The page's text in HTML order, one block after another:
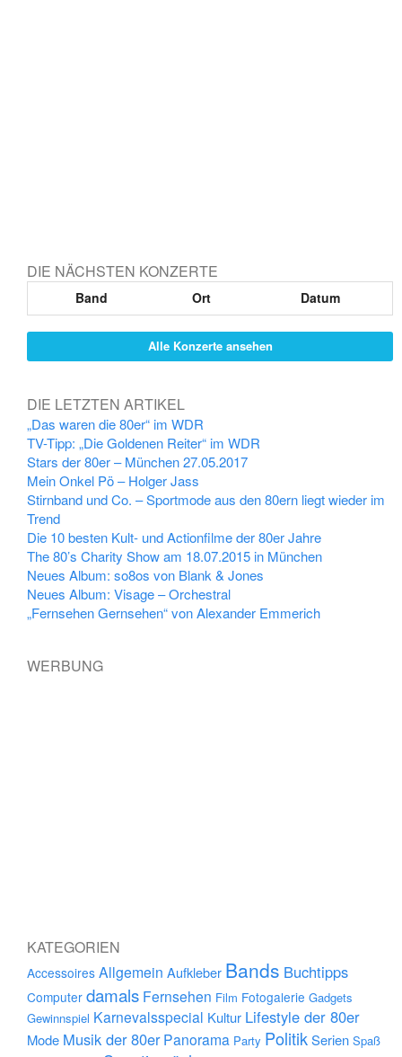
DIE NÄCHSTEN KONZERTE
Band Ort Datum
Alle Konzerte ansehen
DIE LETZTEN ARTIKEL
„Das waren die 80er“ im WDR
TV-Tipp: „Die Goldenen Reiter“ im WDR
Stars der 80er – München 27.05.2017
Mein Onkel Pö – Holger Jass
Stirnband und Co. – Sportmode aus den 80ern liegt wieder im
Trend
Die 10 besten Kult- und Actionfilme der 80er Jahre
The 80’s Charity Show am 18.07.2015 in München
Neues Album: so8os von Blank & Jones
Neues Album: Visage – Orchestral
„Fernsehen Gernsehen“ von Alexander Emmerich
WERBUNG
KATEGORIEN
Accessoires Allgemein Aufkleber Bands Buchtipps
Computer damals Fernsehen Film Fotogalerie Gadgets
Gewinnspiel Karnevalsspecial Kultur Lifestyle der 80er
Mode Musik der 80er Panorama Party PolitikSerien Spaß